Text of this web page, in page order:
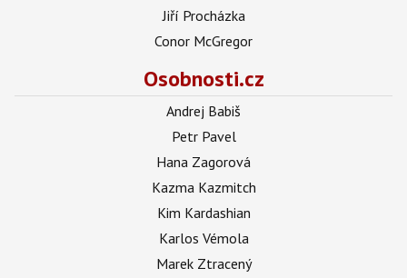
Jiří Procházka
Conor McGregor
Osobnosti.cz
Andrej Babiš
Petr Pavel
Hana Zagorová
Kazma Kazmitch
Kim Kardashian
Karlos Vémola
Marek Ztracený